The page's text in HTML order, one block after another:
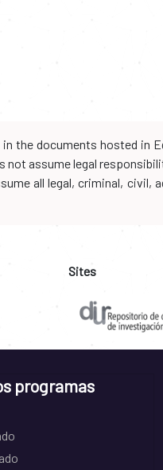
the documents hosted
assume legal
all legal, criminal,
Sites
programas